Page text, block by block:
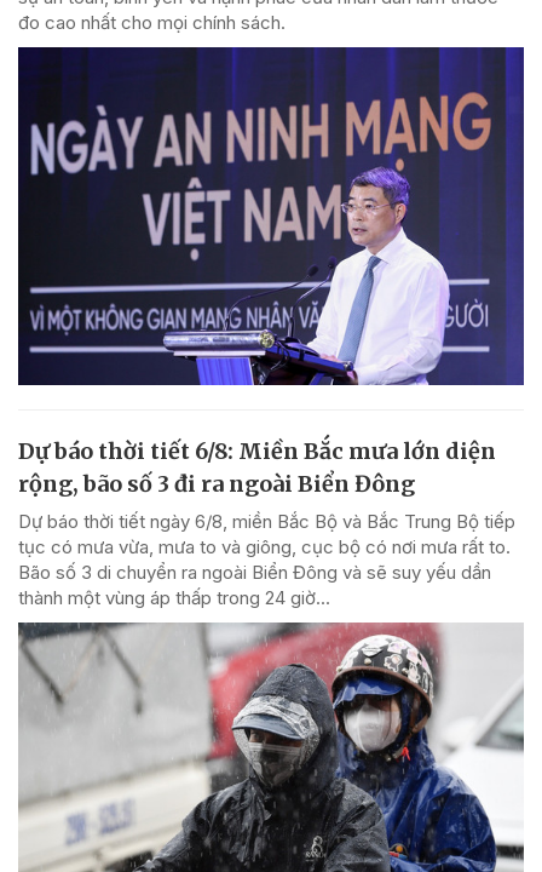
đo cao nhất cho mọi chính sách.
Dự báo thời tiết 6/8: Miền Bắc mưa lớn diện
rộng, bão số 3 đi ra ngoài Biển Đông
Dự báo thời tiết ngày 6/8, miền Bắc Bộ và Bắc Trung Bộ tiếp
tục có mưa vừa, mưa to và giông, cục bộ có nơi mưa rất to.
Bão số 3 di chuyển ra ngoài Biển Đông và sẽ suy yếu dần
thành một vùng áp thấp trong 24 giờ...